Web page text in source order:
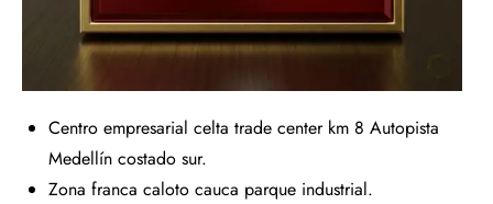
Centro empresarial celta trade center km 8 Autopista
Medellín costado sur.
Zona franca caloto cauca parque industrial.